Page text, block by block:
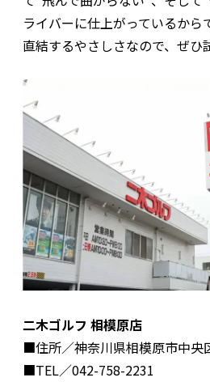
ライバーに仕上がっているから
直結するやさしさなので、ぜひ
二木ゴルフ 相模原店
■住所／神奈川県相模原市中央
■TEL／042-758-2231